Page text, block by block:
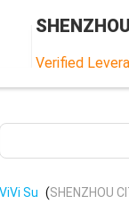
Verified
ViVi Su (SHENZHOU